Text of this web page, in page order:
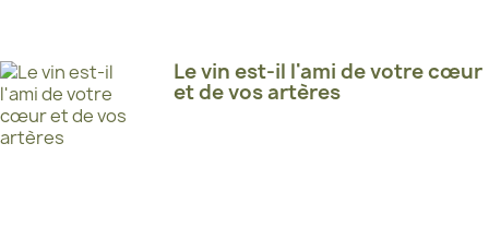
Le vin est-il l'ami de votre cœur
et de vos artères